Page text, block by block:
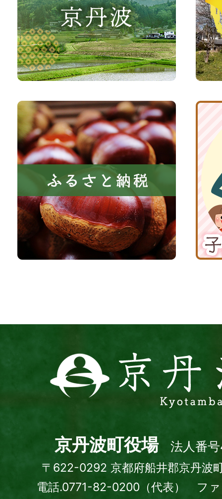
な
さ
い、
森
共
に
い
き
町
京
観
光
サ
イ
ふ
る
さ
と
税
京
波
子
育
て
応
援
丹
波
town
京丹波町役場 法人番
〒622-0292 京都府船井郡京丹波
電話.0771-82-0200（代表） フ